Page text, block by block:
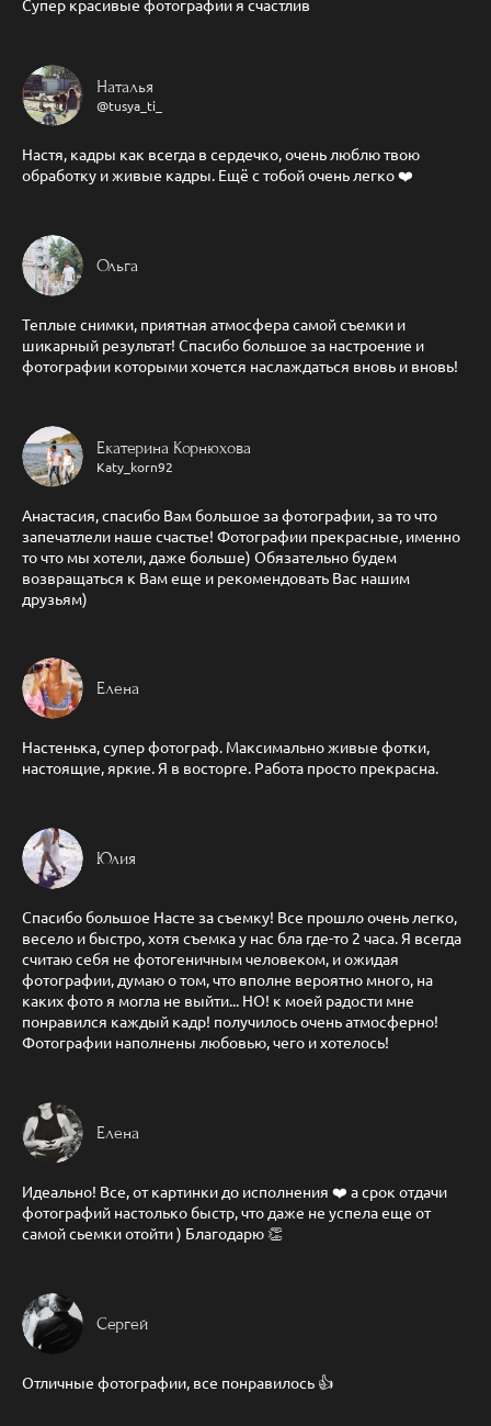
Супер красивые фотографии я счастлив
Наталья
@tusya_ti_
Настя, кадры как всегда в сердечко, очень люблю твою
обработку и живые кадры. Ещё с тобой очень легко ❤️
Ольга
Теплые снимки, приятная атмосфера самой съемки и
шикарный результат! Спасибо большое за настроение и
фотографии которыми хочется наслаждаться вновь и вновь!
Екатерина Корнюхова
Katy_korn92
Анастасия, спасибо Вам большое за фотографии, за то что
запечатлели наше счастье! Фотографии прекрасные, именно
то что мы хотели, даже больше) Обязательно будем
возвращаться к Вам еще и рекомендовать Вас нашим
друзьям)
Елена
Настенька, супер фотограф. Максимально живые фотки,
настоящие, яркие. Я в восторге. Работа просто прекрасна.
Юлия
Спасибо большое Насте за съемку! Все прошло очень легко,
весело и быстро, хотя съемка у нас бла где-то 2 часа. Я всегда
считаю себя не фотогеничным человеком, и ожидая
фотографии, думаю о том, что вполне вероятно много, на
каких фото я могла не выйти... НО! к моей радости мне
понравился каждый кадр! получилось очень атмосферно!
Фотографии наполнены любовью, чего и хотелось!
Елена
Идеально! Все, от картинки до исполнения ❤️ а срок отдачи
фотографий настолько быстр, что даже не успела еще от
самой сьемки отойти ) Благодарю 👏
Сергей
Отличные фотографии, все понравилось 👍